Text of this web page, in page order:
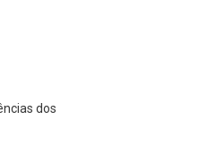
dos